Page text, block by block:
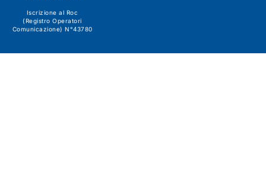
Iscrizione al Roc
(Registro Operatori
Comunicazione) N°43780